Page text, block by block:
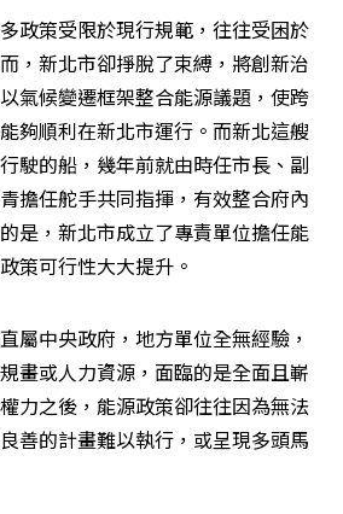
政策受限於現行規範，往往受困於
，新北市卻掙脫了束縛，將創新治
氣候變遷框架整合能源議題，使跨
夠順利在新北市運行。而新北這艘
駛的船，幾年前就由時任市長、副
擔任舵手共同指揮，有效整合府內
是，新北市成立了專責單位擔任能
策可行性大大提升。
屬中央政府，地方單位全無經驗，
畫或人力資源，面臨的是全面且嶄
力之後，能源政策卻往往因為無法
善的計畫難以執行，或呈現多頭馬